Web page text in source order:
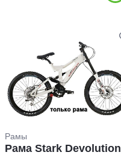
Рамы
Рама Stark Devolution